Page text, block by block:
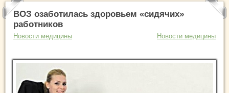
ВОЗ озаботилась здоровьем «сидячих»
работников
Новости медицины Новости медицины